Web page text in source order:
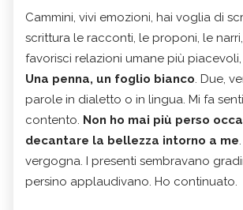
Cammini, vivi emozioni, hai voglia di
scrittura le racconti, le proponi, le
favorisci relazioni umane più
Una penna, un foglio bianco. Due,
parole in dialetto o in lingua. Mi fa
contento. Non ho mai più perso
decantare la bellezza intorno a me
vergogna. I presenti sembravano
persino applaudivano. Ho continuato.